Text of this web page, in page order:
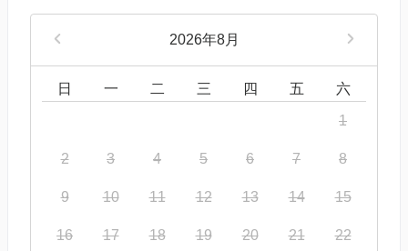
2026年8月
日 一 二 三 四 五 六
1
2 3 4 5 6 7 8
9 10 11 12 13 14 15
16 17 18 19 20 21 22